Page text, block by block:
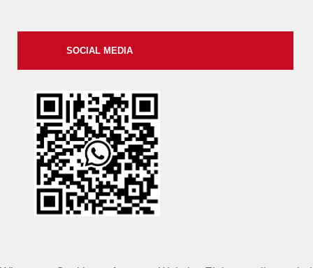
SOCIAL MEDIA